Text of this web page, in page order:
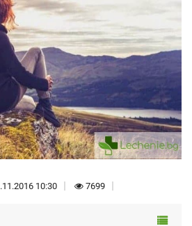
10:30 7699